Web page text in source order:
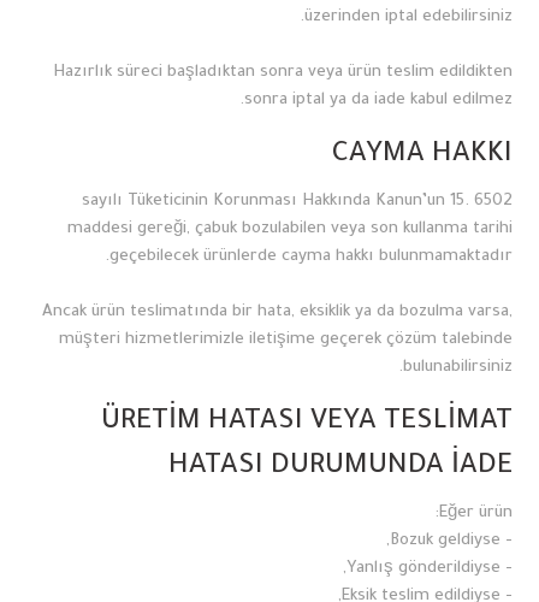
üzerinden iptal edebilirsiniz.
Hazırlık süreci başladıktan sonra veya ürün teslim edildikten
sonra iptal ya da iade kabul edilmez.
CAYMA HAKKI
6502 sayılı Tüketicinin Korunması Hakkında Kanun’un 15.
maddesi gereği, çabuk bozulabilen veya son kullanma tarihi
geçebilecek ürünlerde cayma hakkı bulunmamaktadır.
Ancak ürün teslimatında bir hata, eksiklik ya da bozulma varsa,
müşteri hizmetlerimizle iletişime geçerek çözüm talebinde
bulunabilirsiniz.
ÜRETİM HATASI VEYA TESLİMAT
HATASI DURUMUNDA İADE
Eğer ürün:
- Bozuk geldiyse,
- Yanlış gönderildiyse,
- Eksik teslim edildiyse,